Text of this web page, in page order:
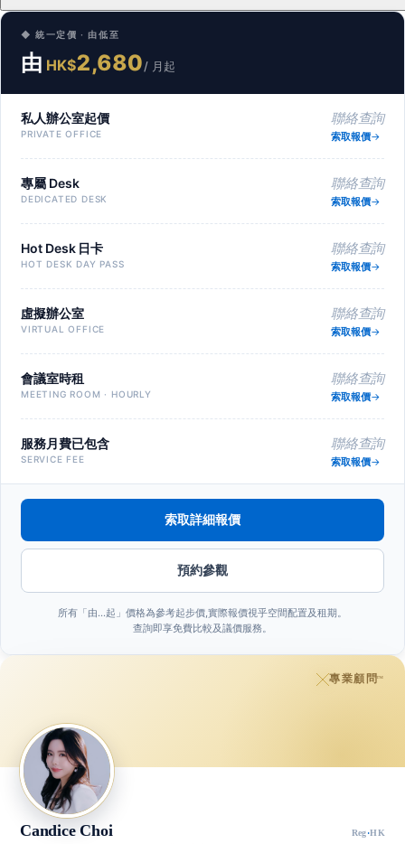
◆ 統一定價 · 由低至
由 HK$2,680/ 月起
私人辦公室起價
PRIVATE OFFICE
聯絡查詢
索取報價
專屬 Desk
DEDICATED DESK
聯絡查詢
索取報價
Hot Desk 日卡
HOT DESK DAY PASS
聯絡查詢
索取報價
虛擬辦公室
VIRTUAL OFFICE
聯絡查詢
索取報價
會議室時租
MEETING ROOM · HOURLY
聯絡查詢
索取報價
服務月費已包含
SERVICE FEE
聯絡查詢
索取報價
索取詳細報價
預約參觀
所有「由…起」價格為參考起步價,實際報價視乎空間配置及租期。
查詢即享免費比較及議價服務。
專業顧問™
Candice Choi Reg·HK